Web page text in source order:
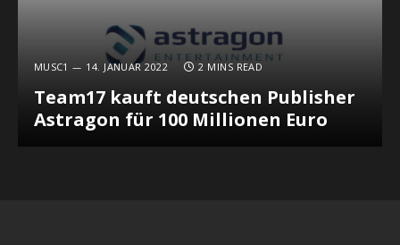
MUSC1 14. JANUAR 2022 2 MINS READ
Team17 kauft deutschen Publisher
Astragon für 100 Millionen Euro